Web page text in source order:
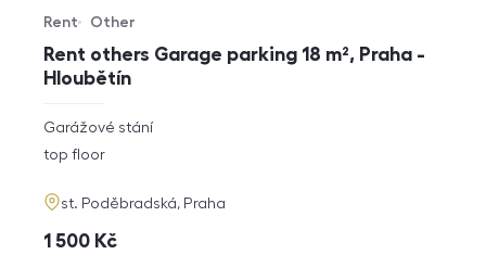
Rent others Garage parking 18 m², Praha -
Hloubětín
Offer type
Rent
Property type
Other
rozměry
disposition
Garážové stání
funkce
top floor
adresa
st. Poděbradská, Praha
cena
1 500 Kč